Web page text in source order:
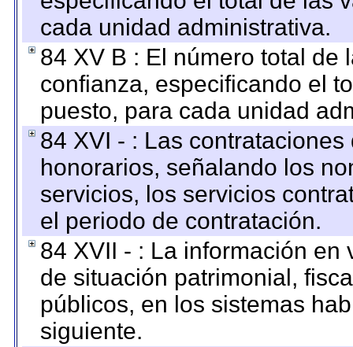
cada unidad administrativa.
84 XV B : El número total de
confianza, especificando el
puesto, para cada unidad
84 XVI - : Las
honorarios, señalando los
servicios, los servicios
el periodo de contratación.
84 XVII - : La información
de situación patrimonial,
públicos, en los sistemas
siguiente.